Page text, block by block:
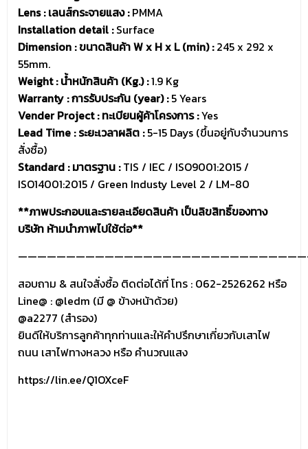
Lens : เลนส์กระจายแสง :PMMA
Installation detail :Surface
Dimension : ขนาดสินค้า W x H x L (min) :245 x 292 x
55mm.
Weight : น้ำหนักสินค้า (Kg.) :1.9 Kg
Warranty : การรับประกัน (year) :5 Years
Vender Project : ทะเบียนผู้ค้าโครงการ :Yes
Lead Time : ระยะเวลาผลิต :5-15 Days (ขึ้นอยู่กับจำนวนการ
สั่งซื้อ)
Standard : มาตรฐาน :TIS / IEC / ISO9001:2015 /
ISO14001:2015 / Green Industy Level 2 / LM-80
**ภาพประกอบและรายละเอียดสินค้า เป็นลิขสิทธิ์ของทาง
บริษัท ห้ามนำภาพไปใช้ต่อ**
สอบถาม & สนใจสั่งซื้อ ติดต่อได้ที่ โทร : 062-2526262 หรือ
Line@ : @ledm (มี @ ข้างหน้าด้วย)
@a2277 (สำรอง)
ยินดีให้บริการลูกค้าทุกท่านและให้คำปรึกษาเกี่ยวกับเสาไฟ
ถนน เสาไฟทางหลวง หรือ คำนวณแสง
https://lin.ee/Q1OXceF